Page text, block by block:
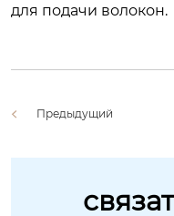
для подачи волокон.
Предыдущий